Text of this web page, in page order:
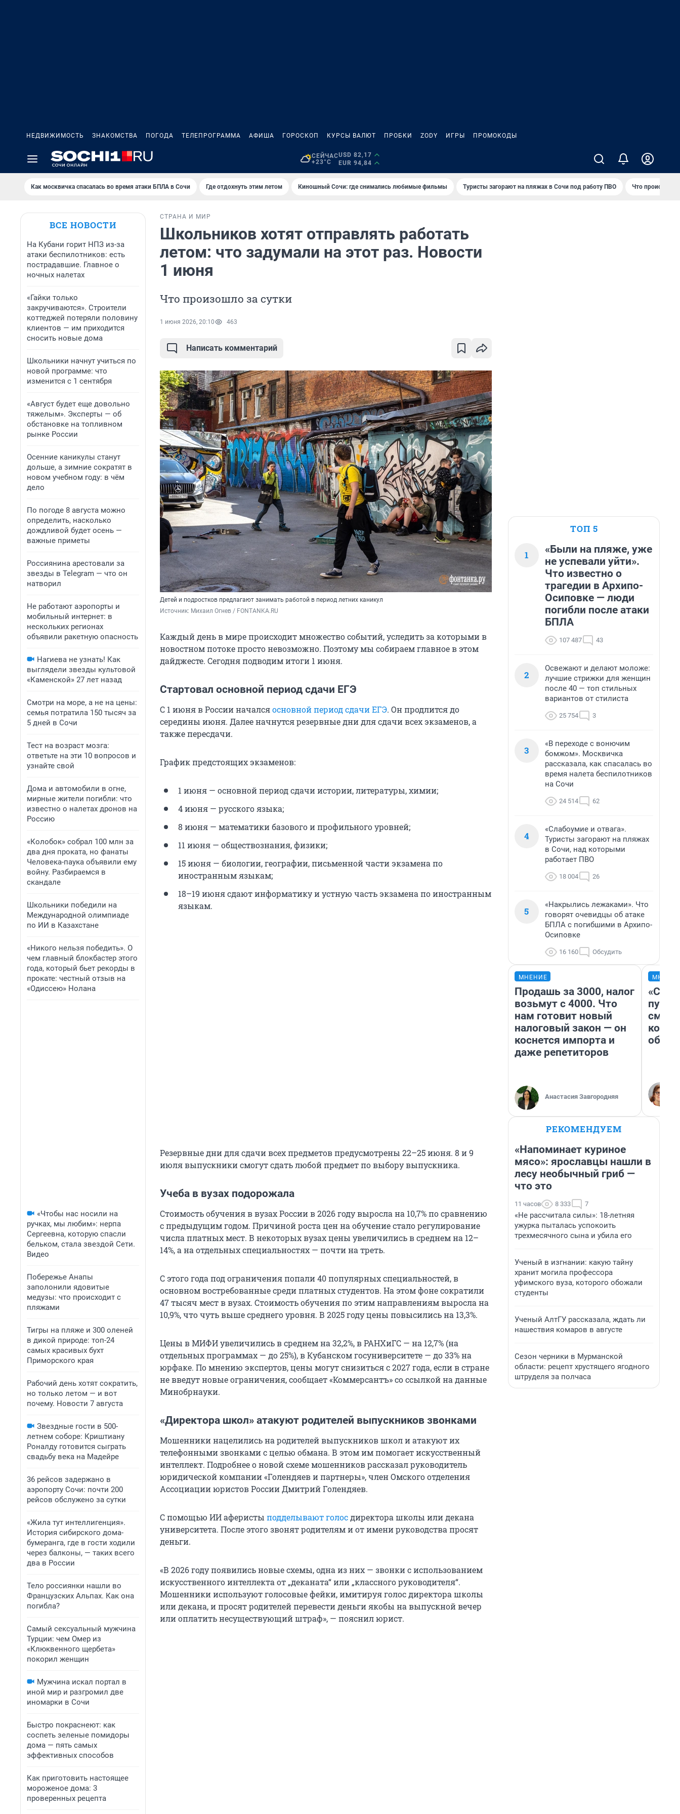
НЕДВИЖИМОСТЬ ЗНАКОМСТВА ПОГОДА ТЕЛЕПРОГРАММА АФИША ГОРОСКОП КУРСЫ ВАЛЮТ ПРОБКИ ZODY ИГРЫ ПРОМОКОДЫ
СЕЙЧАС
+23°C
USD 82,17
EUR 94,84
Как москвичка спасалась во время атаки БПЛА в Сочи Где отдохнуть этим летом Киношный Сочи: где снимались любимые фильмы Туристы загорают на пляжах в Сочи под работу ПВО Что происходит
ВСЕ НОВОСТИ
На Кубани горит НПЗ из-за
атаки беспилотников: есть
пострадавшие. Главное о
ночных налетах
«Гайки только
закручиваются». Строители
коттеджей потеряли половину
клиентов — им приходится
сносить новые дома
Школьники начнут учиться по
новой программе: что
изменится с 1 сентября
«Август будет еще довольно
тяжелым». Эксперты — об
обстановке на топливном
рынке России
Осенние каникулы станут
дольше, а зимние сократят в
новом учебном году: в чём
дело
По погоде 8 августа можно
определить, насколько
дождливой будет осень —
важные приметы
Россиянина арестовали за
звезды в Telegram — что он
натворил
Не работают аэропорты и
мобильный интернет: в
нескольких регионах
объявили ракетную опасность
Нагиева не узнать! Как
выглядели звезды культовой
«Каменской» 27 лет назад
Смотри на море, а не на цены:
семья потратила 150 тысяч за
5 дней в Сочи
Тест на возраст мозга:
ответьте на эти 10 вопросов и
узнайте свой
Дома и автомобили в огне,
мирные жители погибли: что
известно о налетах дронов на
Россию
«Колобок» собрал 100 млн за
два дня проката, но фанаты
Человека-паука объявили ему
войну. Разбираемся в
скандале
Школьники победили на
Международной олимпиаде
по ИИ в Казахстане
«Никого нельзя победить». О
чем главный блокбастер этого
года, который бьет рекорды в
прокате: честный отзыв на
«Одиссею» Нолана
«Чтобы нас носили на
ручках, мы любим»: нерпа
Сергеевна, которую спасли
бельком, стала звездой Сети.
Видео
Побережье Анапы
заполонили ядовитые
медузы: что происходит с
пляжами
Тигры на пляже и 300 оленей
в дикой природе: топ-24
самых красивых бухт
Приморского края
Рабочий день хотят сократить,
но только летом — и вот
почему. Новости 7 августа
Звездные гости в 500-
летнем соборе: Криштиану
Роналду готовится сыграть
свадьбу века на Мадейре
36 рейсов задержано в
аэропорту Сочи: почти 200
рейсов обслужено за сутки
«Жила тут интеллигенция».
История сибирского дома-
бумеранга, где в гости ходили
через балконы, — таких всего
два в России
Тело россиянки нашли во
Французских Альпах. Как она
погибла?
Самый сексуальный мужчина
Турции: чем Омер из
«Клюквенного щербета»
покорил женщин
Мужчина искал портал в
иной мир и разгромил две
иномарки в Сочи
Быстро покраснеют: как
соспеть зеленые помидоры
дома — пять самых
эффективных способов
Как приготовить настоящее
мороженое дома: 3
проверенных рецепта
СТРАНА И МИР
Школьников хотят отправлять работать
летом: что задумали на этот раз. Новости
1 июня
Что произошло за сутки
1 июня 2026, 20:10 463
Написать комментарий
Детей и подростков предлагают занимать работой в период летних каникул
Источник: Михаил Огнев / FONTANKA.RU
Каждый день в мире происходит множество событий, уследить за которыми в
новостном потоке просто невозможно. Поэтому мы собираем главное в этом
дайджесте. Сегодня подводим итоги 1 июня.
Стартовал основной период сдачи ЕГЭ
С 1 июня в России началсяосновной период сдачи ЕГЭ. Он продлится до
середины июня. Далее начнутся резервные дни для сдачи всех экзаменов, а
также пересдачи.
График предстоящих экзаменов:
1 июня — основной период сдачи истории, литературы, химии;
4 июня — русского языка;
8 июня — математики базового и профильного уровней;
11 июня — обществознания, физики;
15 июня — биологии, географии, письменной части экзамена по
иностранным языкам;
18–19 июня сдают информатику и устную часть экзамена по иностранным
языкам.
Резервные дни для сдачи всех предметов предусмотрены 22–25 июня. 8 и 9
июля выпускники смогут сдать любой предмет по выбору выпускника.
Учеба в вузах подорожала
Стоимость обучения в вузах России в 2026 году выросла на 10,7% по сравнению
с предыдущим годом. Причиной роста цен на обучение стало регулирование
числа платных мест. В некоторых вузах цены увеличились в среднем на 12–
14%, а на отдельных специальностях — почти на треть.
С этого года под ограничения попали 40 популярных специальностей, в
основном востребованные среди платных студентов. На этом фоне сократили
47 тысяч мест в вузах. Стоимость обучения по этим направлениям выросла на
10,9%, что чуть выше среднего уровня. В 2025 году цены повысились на 13,3%.
Цены в МИФИ увеличились в среднем на 32,2%, в РАНХиГС — на 12,7% (на
отдельных программах — до 25%), в Кубанском госуниверситете — до 33% на
юрфаке. По мнению экспертов, цены могут снизиться с 2027 года, если в стране
не введут новые ограничения, сообщает «Коммерсантъ» со ссылкой на данные
Минобрнауки.
«Директора школ» атакуют родителей выпускников звонками
Мошенники нацелились на родителей выпускников школ и атакуют их
телефонными звонками с целью обмана. В этом им помогает искусственный
интеллект. Подробнее о новой схеме мошенников рассказал руководитель
юридической компании «Голендяев и партнеры», член Омского отделения
Ассоциации юристов России Дмитрий Голендяев.
С помощью ИИ аферисты подделывают голосдиректора школы или декана
университета. После этого звонят родителям и от имени руководства просят
деньги.
«В 2026 году появились новые схемы, одна из них — звонки с использованием
искусственного интеллекта от „деканата“ или „классного руководителя“.
Мошенники используют голосовые фейки, имитируя голос директора школы
или декана, и просят родителей перевести деньги якобы на выпускной вечер
или оплатить несуществующий штраф», — пояснил юрист.
ТОП 5
1
«Были на пляже, уже
не успевали уйти».
Что известно о
трагедии в Архипо-
Осиповке — люди
погибли после атаки
БПЛА
107 487 43
2
Освежают и делают моложе:
лучшие стрижки для женщин
после 40 — топ стильных
вариантов от стилиста
25 754 3
3
«В переходе с вонючим
бомжом». Москвичка
рассказала, как спасалась во
время налета беспилотников
на Сочи
24 514 62
4
«Слабоумие и отвага».
Туристы загорают на пляжах
в Сочи, над которыми
работает ПВО
18 004 26
5
«Накрылись лежаками». Что
говорят очевидцы об атаке
БПЛА с погибшими в Архипо-
Осиповке
16 160 Обсудить
МНЕНИЕ
Продашь за 3000, налог
возьмут с 4000. Что
нам готовит новый
налоговый закон — он
коснется импорта и
даже репетиторов
Анастасия Завгородняя
РЕКОМЕНДУЕМ
«Напоминает куриное
мясо»: ярославцы нашли в
лесу необычный гриб —
что это
11 часов 8 333 7
«Не рассчитала силы»: 18-летняя
ужурка пыталась успокоить
трехмесячного сына и убила его
Ученый в изгнании: какую тайну
хранит могила профессора
уфимского вуза, которого обожали
студенты
Ученый АлтГУ рассказала, ждать ли
нашествия комаров в августе
Сезон черники в Мурманской
области: рецепт хрустящего ягодного
штруделя за полчаса